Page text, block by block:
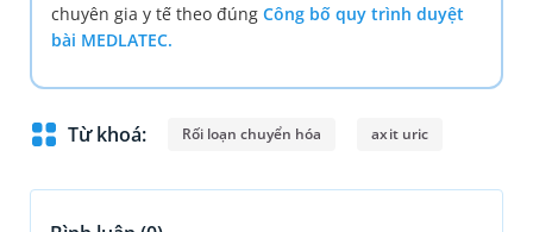
chuyên gia y tế theo đúng Công bố quy trình duyệt
bài MEDLATEC.
Từ khoá: Rối loạn chuyển hóa axit uric